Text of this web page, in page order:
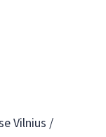
Vilnius /